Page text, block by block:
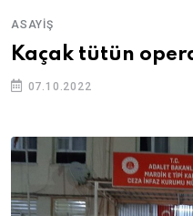
ASAYIŞ
Kaçak tütün
07.10.2022